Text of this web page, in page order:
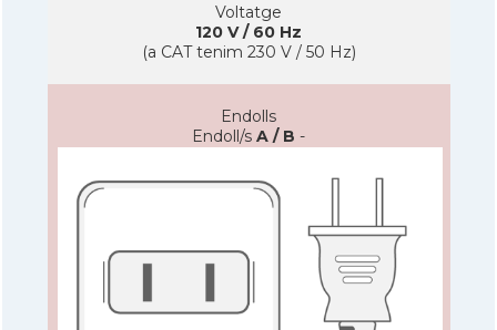
Voltatge
120 V / 60 Hz
(a CAT tenim 230 V / 50 Hz)
Endolls
Endoll/s A / B -